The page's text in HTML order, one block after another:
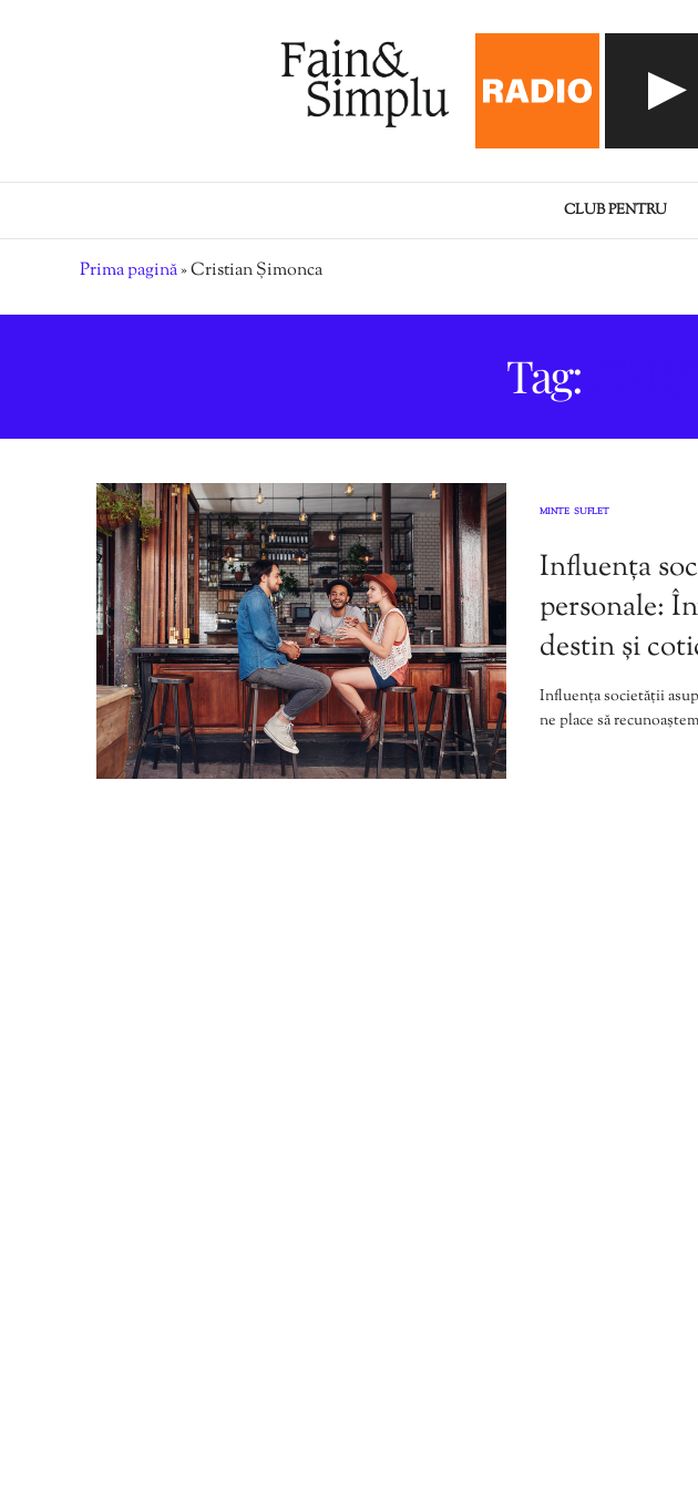
CLUB PENTRU
Prima pagină»Cristian Șimonca
Tag:
MINTE SUFLET
Influența
personale:
destin și
Influența societății
ne place să